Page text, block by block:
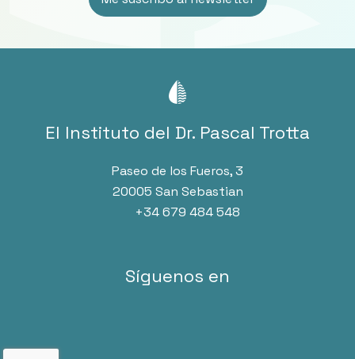
El Instituto del Dr. Pascal Trotta
Paseo de los Fueros, 3
20005 San Sebastian
+34 679 484 548
Síguenos en